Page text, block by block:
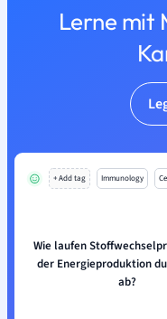
Lerne mit
+ Add tag Immunology
Wie laufen
der Energieproduktion
ab?